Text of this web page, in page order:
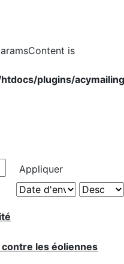
is
plugins/
Appliquer
les éoliennes